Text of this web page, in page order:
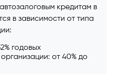
кредитам в
в зависимости от типа
годовых
от 40% до